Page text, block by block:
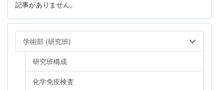
記事がありません。
学術部 (研究班)
研究班構成
化学免疫検査